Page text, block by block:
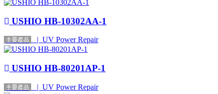
USHIO HB-10302AA-1
主要產品 | UV Power Repair
USHIO HB-80201AP-1
主要產品 | UV Power Repair